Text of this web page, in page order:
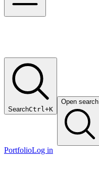
SearchCtrl+K
Open search
PortfolioLog in